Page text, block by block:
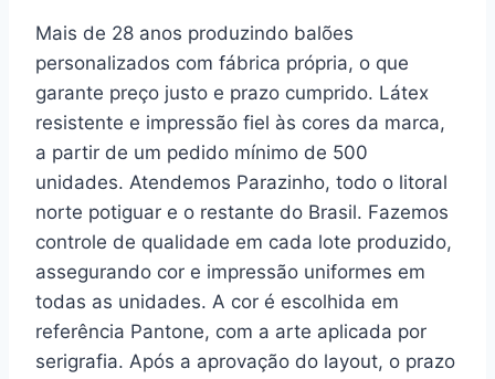
Mais de 28 anos produzindo balões
personalizados com fábrica própria, o que
garante preço justo e prazo cumprido. Látex
resistente e impressão fiel às cores da marca,
a partir de um pedido mínimo de 500
unidades. Atendemos Parazinho, todo o litoral
norte potiguar e o restante do Brasil. Fazemos
controle de qualidade em cada lote produzido,
assegurando cor e impressão uniformes em
todas as unidades. A cor é escolhida em
referência Pantone, com a arte aplicada por
serigrafia. Após a aprovação do layout, o prazo